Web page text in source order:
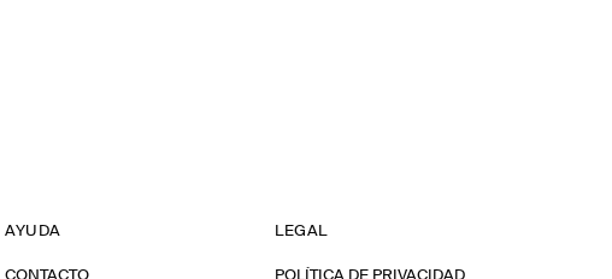
AYUDA LEGAL